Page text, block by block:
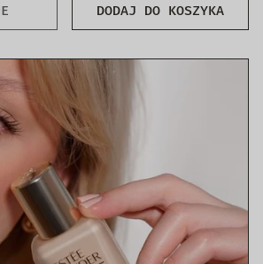
DODAJ DO KOSZYKA